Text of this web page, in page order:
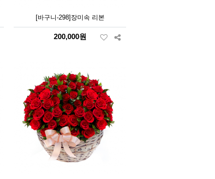
[바구니-298]장미속 리본
200,000원